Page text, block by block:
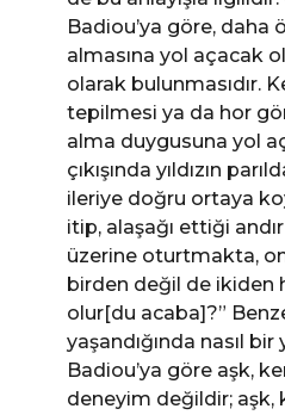
Badiou’ya göre, daha
almasına yol açacak
olarak bulunmasıdır.
tepilmesi ya da hor
alma duygusuna yol
çıkışında yıldızın
ileriye doğru ortaya
itip, alaşağı ettiği
üzerine oturtmakta,
birden değil de ikiden
olur[du acaba]?”
yaşandığında nasıl
Badiou’ya göre aşk,
deneyim değildir; aşk,